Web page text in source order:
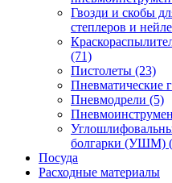
Гвозди и скобы
степлеров и
(71)
Пистолеты (23)
Пневматические
Пневмодрели (5)
болгарки (УШМ)
Посуда
Расходные материалы